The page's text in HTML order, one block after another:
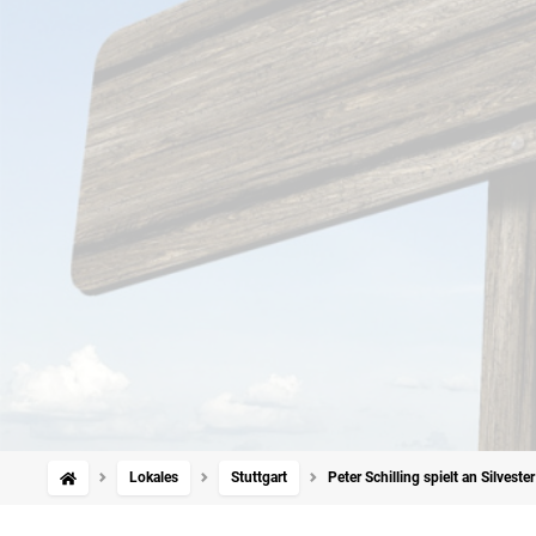
Lokales Stuttgart Peter Schilling spielt an